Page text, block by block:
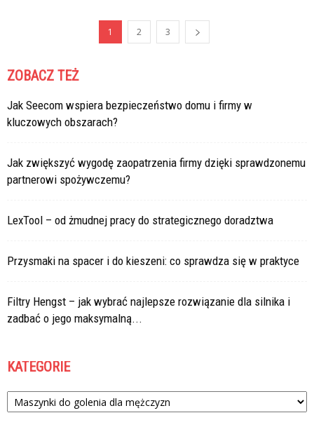
1 2 3
ZOBACZ TEŻ
Jak Seecom wspiera bezpieczeństwo domu i firmy w
kluczowych obszarach?
Jak zwiększyć wygodę zaopatrzenia firmy dzięki sprawdzonemu
partnerowi spożywczemu?
LexTool – od żmudnej pracy do strategicznego doradztwa
Przysmaki na spacer i do kieszeni: co sprawdza się w praktyce
Filtry Hengst – jak wybrać najlepsze rozwiązanie dla silnika i
zadbać o jego maksymalną...
KATEGORIE
Kategorie